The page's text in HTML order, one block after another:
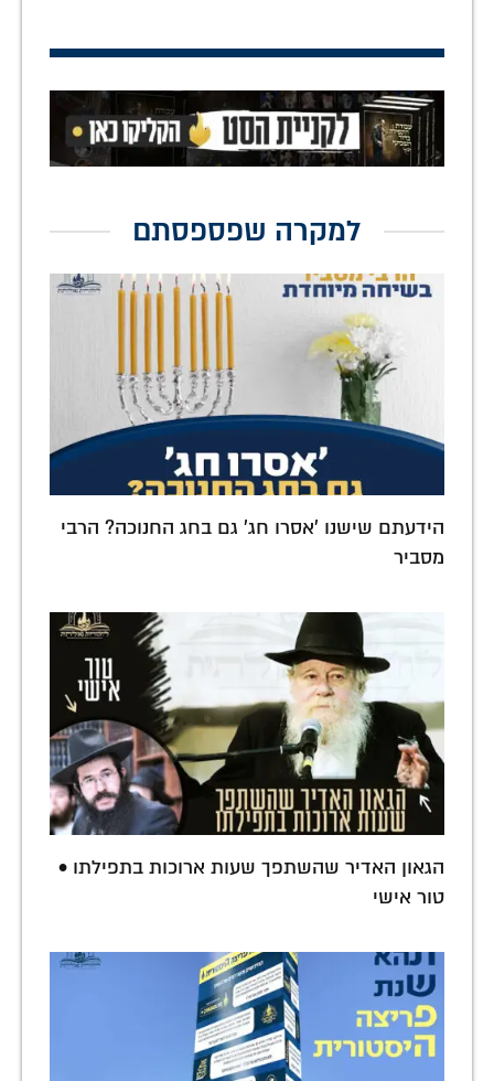
למקרה שפספסתם
הידעתם שישנו 'אסרו חג' גם בחג החנוכה? הרבי
מסביר
הגאון האדיר שהשתפך שעות ארוכות בתפילתו •
טור אישי